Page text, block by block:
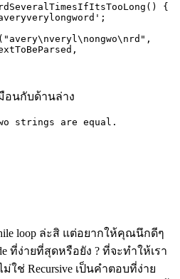
{
อนกับด้านล่าง
strings are equal.
loop ล่ะสิ แต่อยากให้คุณนึกดีๆ
ที่ง่ายที่สุดหรือยัง ? ที่จะทำให้เรา
ม่ใช่ Recursive เป็นคำตอบที่ง่าย